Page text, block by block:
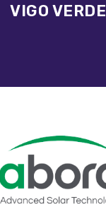
VIGO VERDE